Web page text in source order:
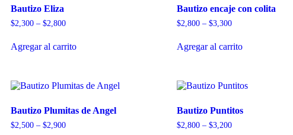
Bautizo Eliza
$2,300 – $2,800
Agregar al carrito
Bautizo encaje con colita
$2,800 – $3,300
Agregar al carrito
Bautizo Plumitas de Angel
$2,500 – $2,900
Bautizo Puntitos
$2,800 – $3,200